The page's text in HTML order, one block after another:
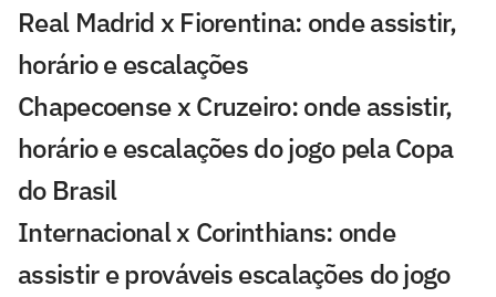
Real Madrid x Fiorentina: onde assistir,
horário e escalações
Chapecoense x Cruzeiro: onde assistir,
horário e escalações do jogo pela Copa
do Brasil
Internacional x Corinthians: onde
assistir e prováveis escalações do jogo